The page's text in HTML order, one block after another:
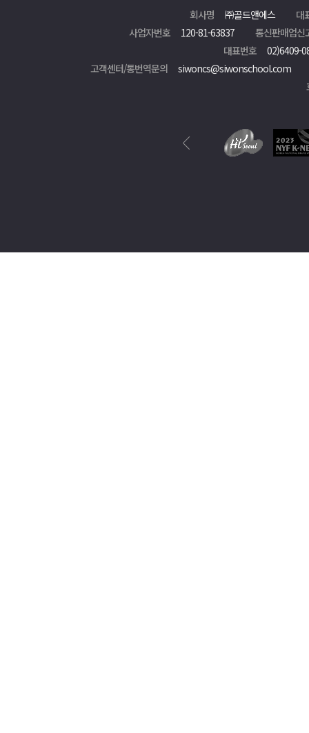
회사명 ㈜골드앤에스
대
사업자번호
120-81-63837
통신판매업신
대표번호
02)6409-
고객센터/통번역문의
siwoncs@siwonschool.com